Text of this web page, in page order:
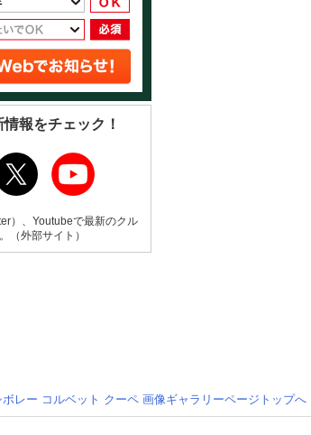
報をチェック！
）、Youtubeで最新のクル
（外部サイト）
ボレー コルベット クーペ 画像ギャラリーページトップへ